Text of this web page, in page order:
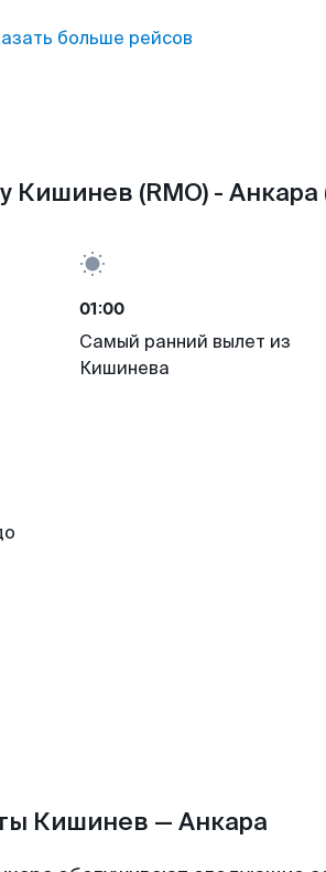
больше рейсов
Кишинев (RMO) - Анкара
01:00
Самый ранний вылет из
Кишинева
Кишинев — Анкара